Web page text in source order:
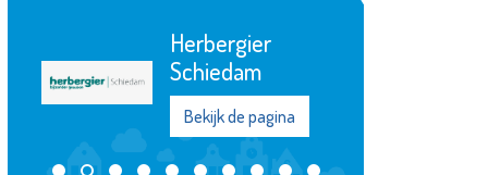
Scholengemeenschap
Spieringshoek
Bekijk de pagina